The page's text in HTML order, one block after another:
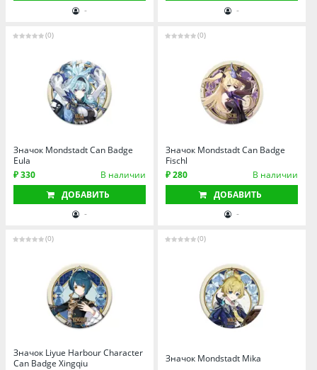
-
-
(0)
Значок Mondstadt Can Badge
Eula
₽ 330
В наличии
ДОБАВИТЬ
-
(0)
Значок Mondstadt Can Badge
Fischl
₽ 280
В наличии
ДОБАВИТЬ
-
(0)
Значок Liyue Harbour Character
Can Badge Xingqiu
(0)
Значок Mondstadt Mika